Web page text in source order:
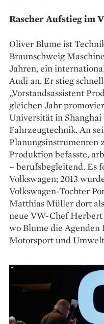
Rascher Aufstieg im
Oliver Blume ist
Braunschweig
Jahren, ein
Audi an. Er stieg
„Vorstandsassistent
gleichen Jahr
Universität in
Fahrzeugtechnik. An
Planungsinstrumenten
Produktion befasste,
– berufsbegleitend. Es
Volkswagen; 2013
Volkswagen-Tochter
Matthias Müller dort
neue VW-Chef Herbert
wo Blume die Agenden
Motorsport und